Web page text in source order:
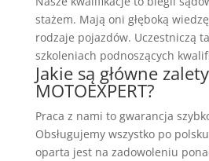
stażem. Mają oni głęboką
rodzaje pojazdów. Uczestniczą
szkoleniach podnoszących
Jakie są główne
MOTOEXPERT?
Praca z nami to gwarancja
Obsługujemy wszystko po
oparta jest na zadowoleniu